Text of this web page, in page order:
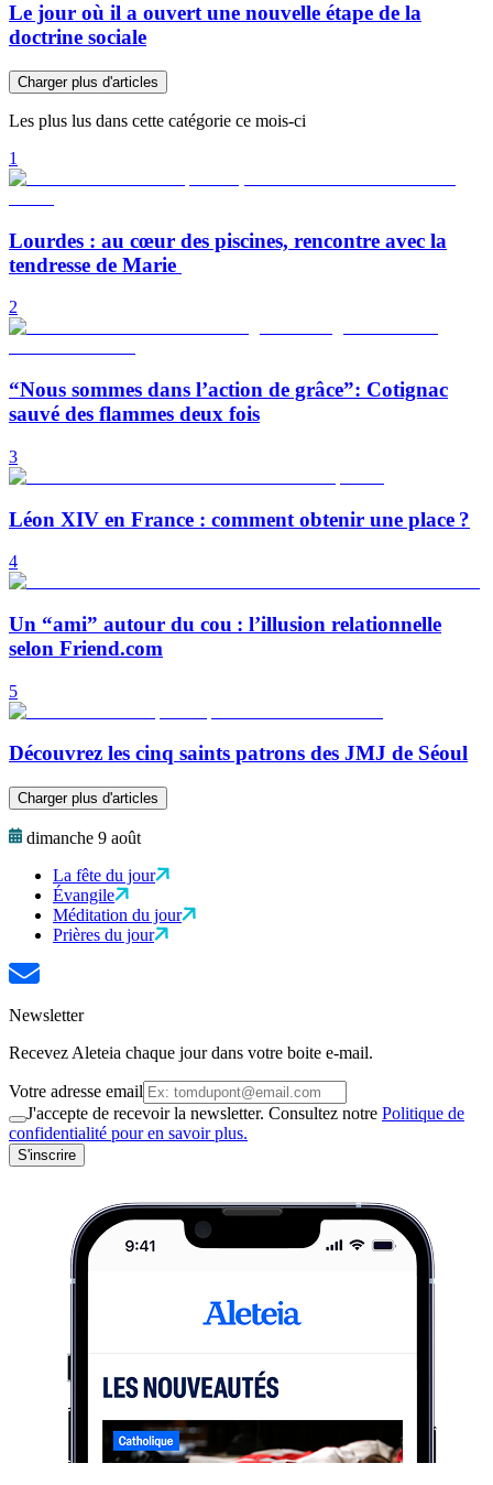
Le jour où il a ouvert une nouvelle étape de la
doctrine sociale
Charger plus d'articles
Les plus lus dans cette catégorie ce mois-ci
1
Lourdes : au cœur des piscines, rencontre avec la
tendresse de Marie
2
“Nous sommes dans l’action de grâce”: Cotignac
sauvé des flammes deux fois
3
Léon XIV en France : comment obtenir une place ?
4
Un “ami” autour du cou : l’illusion relationnelle
selon Friend.com
5
Découvrez les cinq saints patrons des JMJ de Séoul
Charger plus d'articles
dimanche 9 août
La fête du jour
Évangile
Méditation du jour
Prières du jour
Newsletter
Recevez Aleteia chaque jour dans votre boite e-mail.
Votre adresse email
J'accepte de recevoir la newsletter. Consultez notre Politique de
confidentialité pour en savoir plus.
S'inscrire